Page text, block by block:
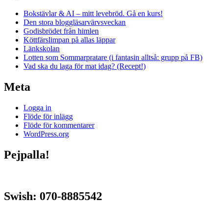
Bokstävlar & AI – mitt levebröd. Gå en kurs!
Den stora bloggläsarvärvsveckan
Godisbrödet från himlen
Köttfärslimpan på allas läppar
Länkskolan
Lotten som Sommarpratare (i fantasin alltså: grupp på FB)
Vad ska du laga för mat idag? (Recept!)
Meta
Logga in
Flöde för inlägg
Flöde för kommentarer
WordPress.org
Pejpalla!
Swish: 070-8885542